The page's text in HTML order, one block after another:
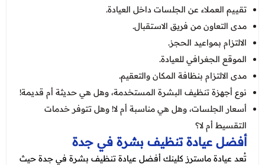
تقييم العملاء عن الجلسات داخل العيادة.
مدى التعاون من فريق الاستقبال.
الالتزام بمواعيد الحجز.
الموقع الجغرافي للعيادة.
مدى الالتزام بنظافة المكان والتعقيم.
نوع أجهزة تنظيف البشرة المستخدمة، وهل هي حديثة أم قديمة!
أسعار الجلسات، وهل هي مناسبة أم لا! وهل تتوفر خدمات
التقسيط أم لا؟
أفضل عيادة تنظيف بشرة في جدة
تُعد عيادة ماسترز كلينك أفضل عيادة تنظيف بشرة في جدة حيث